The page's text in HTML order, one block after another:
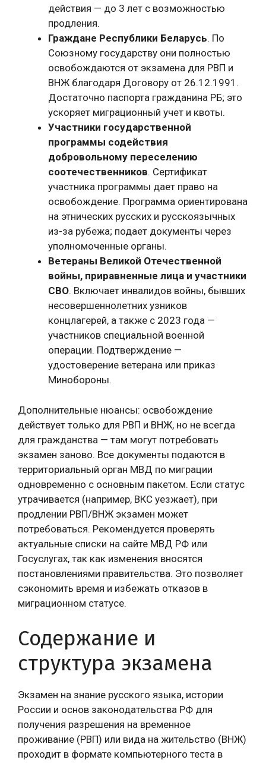
действия — до 3 лет с возможностью
продления.
Граждане Республики Беларусь. По
Союзному государству они полностью
освобождаются от экзамена для РВП и
ВНЖ благодаря Договору от 26.12.1991.
Достаточно паспорта гражданина РБ; это
ускоряет миграционный учет и квоты.
Участники государственной
программы содействия
добровольному переселению
соотечественников. Сертификат
участника программы дает право на
освобождение. Программа ориентирована
на этнических русских и русскоязычных
из-за рубежа; подает документы через
уполномоченные органы.
Ветераны Великой Отечественной
войны, приравненные лица и участники
СВО. Включает инвалидов войны, бывших
несовершеннолетних узников
концлагерей, а также с 2023 года —
участников специальной военной
операции. Подтверждение —
удостоверение ветерана или приказ
Минобороны.
Дополнительные нюансы: освобождение
действует только для РВП и ВНЖ, но не всегда
для гражданства — там могут потребовать
экзамен заново. Все документы подаются в
территориальный орган МВД по миграции
одновременно с основным пакетом. Если статус
утрачивается (например, ВКС уезжает), при
продлении РВП/ВНЖ экзамен может
потребоваться. Рекомендуется проверять
актуальные списки на сайте МВД РФ или
Госуслугах, так как изменения вносятся
постановлениями правительства. Это позволяет
сэкономить время и избежать отказов в
миграционном статусе.
Содержание и
структура экзамена
Экзамен на знание русского языка, истории
России и основ законодательства РФ для
получения разрешения на временное
проживание (РВП) или вида на жительство (ВНЖ)
проходит в формате компьютерного теста в